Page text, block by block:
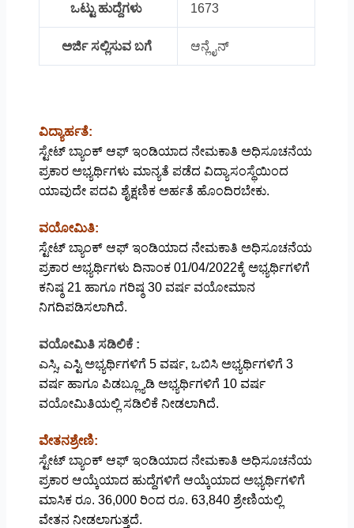
ಒಟ್ಟು ಹುದ್ದೆಗಳು 1673
ಅರ್ಜಿ ಸಲ್ಲಿಸುವ ಬಗೆ ಆನ್ಲೈನ್
ವಿದ್ಯಾರ್ಹತೆ:
ಸ್ಟೇಟ್ ಬ್ಯಾಂಕ್ ಆಫ್ ಇಂಡಿಯಾದ ನೇಮಕಾತಿ ಅಧಿಸೂಚನೆಯ
ಪ್ರಕಾರ ಅಭ್ಯರ್ಥಿಗಳು ಮಾನ್ಯತೆ ಪಡೆದ ವಿದ್ಯಾಸಂಸ್ಥೆಯಿಂದ
ಯಾವುದೇ ಪದವಿ ಶೈಕ್ಷಣಿಕ ಅರ್ಹತೆ ಹೊಂದಿರಬೇಕು.
ವಯೋಮಿತಿ:
ಸ್ಟೇಟ್ ಬ್ಯಾಂಕ್ ಆಫ್ ಇಂಡಿಯಾದ ನೇಮಕಾತಿ ಅಧಿಸೂಚನೆಯ
ಪ್ರಕಾರ ಅಭ್ಯರ್ಥಿಗಳು ದಿನಾಂಕ 01/04/2022ಕ್ಕೆ ಅಭ್ಯರ್ಥಿಗಳಿಗೆ
ಕನಿಷ್ಠ 21 ಹಾಗೂ ಗರಿಷ್ಠ 30 ವರ್ಷ ವಯೋಮಾನ
ನಿಗದಿಪಡಿಸಲಾಗಿದೆ.
ವಯೋಮಿತಿ ಸಡಿಲಿಕೆ :
ಎಸ್ಸಿ, ಎಸ್ಟಿ ಅಭ್ಯರ್ಥಿಗಳಿಗೆ 5 ವರ್ಷ, ಒಬಿಸಿ ಅಭ್ಯರ್ಥಿಗಳಿಗೆ 3
ವರ್ಷ ಹಾಗೂ ಪಿಡಬ್ಲ್ಯೂಡಿ ಅಭ್ಯರ್ಥಿಗಳಿಗೆ 10 ವರ್ಷ
ವಯೋಮಿತಿಯಲ್ಲಿ ಸಡಿಲಿಕೆ ನೀಡಲಾಗಿದೆ.
ವೇತನಶ್ರೇಣಿ:
ಸ್ಟೇಟ್ ಬ್ಯಾಂಕ್ ಆಫ್ ಇಂಡಿಯಾದ ನೇಮಕಾತಿ ಅಧಿಸೂಚನೆಯ
ಪ್ರಕಾರ ಆಯ್ಕೆಯಾದ ಹುದ್ದೆಗಳಿಗೆ ಆಯ್ಕೆಯಾದ ಅಭ್ಯರ್ಥಿಗಳಿಗೆ
ಮಾಸಿಕ ರೂ. 36,000 ರಿಂದ ರೂ. 63,840 ಶ್ರೇಣಿಯಲ್ಲಿ
ವೇತನ ನೀಡಲಾಗುತ್ತದೆ.